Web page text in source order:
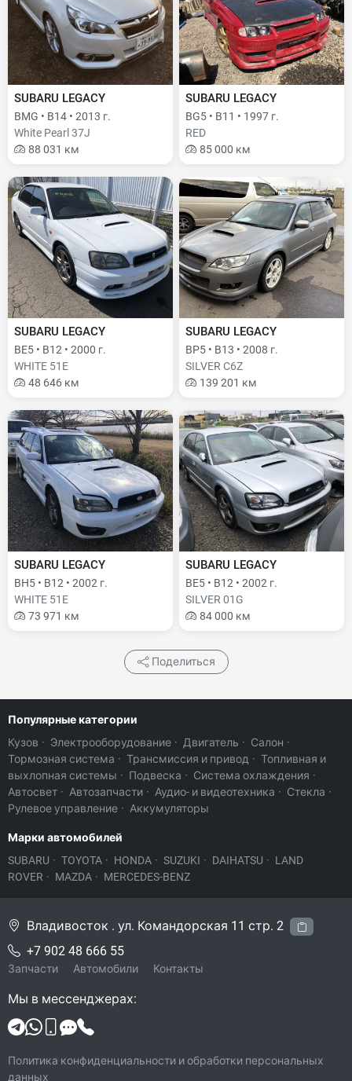
SUBARU LEGACY
BMG • B14 • 2013 г.
White Pearl 37J
88 031 км
SUBARU LEGACY
BG5 • B11 • 1997 г.
RED
85 000 км
SUBARU LEGACY
BE5 • B12 • 2000 г.
WHITE 51E
48 646 км
SUBARU LEGACY
BP5 • B13 • 2008 г.
SILVER C6Z
139 201 км
SUBARU LEGACY
BH5 • B12 • 2002 г.
WHITE 51E
73 971 км
SUBARU LEGACY
BE5 • B12 • 2002 г.
SILVER 01G
84 000 км
Поделиться
Популярные категории
Кузов · Электрооборудование · Двигатель · Салон ·
Тормозная система · Трансмиссия и привод · Топливная и
выхлопная системы · Подвеска · Система охлаждения ·
Автосвет · Автозапчасти · Аудио- и видеотехника · Стекла ·
Рулевое управление · Аккумуляторы
Марки автомобилей
SUBARU · TOYOTA · HONDA · SUZUKI · DAIHATSU · LAND
ROVER · MAZDA · MERCEDES-BENZ
Владивосток . ул. Командорская 11 стр. 2
+7 902 48 666 55
Запчасти Автомобили Контакты
Мы в мессенджерах:
Политика конфиденциальности и обработки персональных
данных